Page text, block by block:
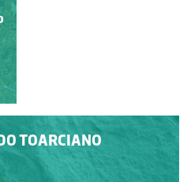
TOARCIANO